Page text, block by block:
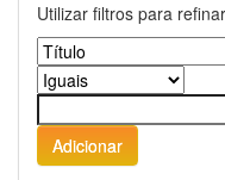
Utilizar filtros para